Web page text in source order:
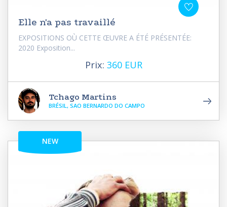
Elle n'a pas travaillé
EXPOSITIONS OÙ CETTE ŒUVRE A ÉTÉ PRÉSENTÉE:
2020 Exposition...
Prix: 360 EUR
Tchago Martins
BRÉSIL, SAO BERNARDO DO CAMPO
NEW